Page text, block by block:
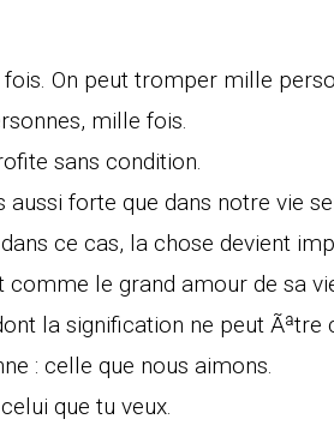
On peut tromper mille
mille fois.
sans condition.
forte que dans notre vie
ce cas, la chose devient
le grand amour de sa
la signification ne peut Ãªtre
: celle que nous aimons.
que tu veux.